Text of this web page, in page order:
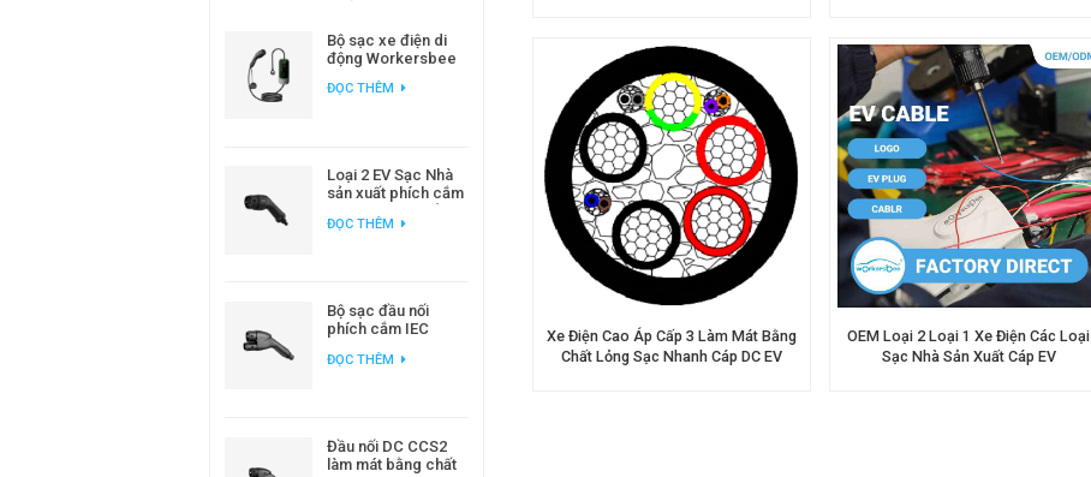
Bộ sạc xe điện di
động Workersbee
dòng điện điều
ĐỌC THÊM
Loại 2 EV Sạc Nhà
sản xuất phích cắm
Châu Âu
ĐỌC THÊM
Bộ sạc đầu nối
phích cắm IEC
cho trạm sạc EV
ĐỌC THÊM
Đầu nối DC CCS2
làm mát bằng chất
Xe Điện Cao Áp Cấp 3 Làm Mát Bằng
Chất Lỏng Sạc Nhanh Cáp DC EV
OEM Loại 2 Loại 1 Xe Điện Các Loại
Sạc Nhà Sản Xuất Cáp EV